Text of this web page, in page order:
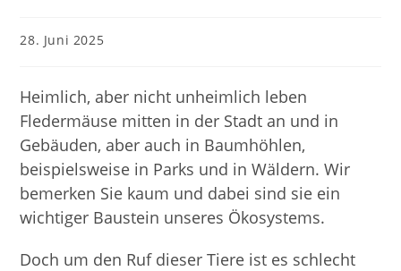
Beitrag
28. Juni 2025
Heimlich, aber nicht unheimlich leben
Fledermäuse mitten in der Stadt an und in
Gebäuden, aber auch in Baumhöhlen,
beispielsweise in Parks und in Wäldern. Wir
bemerken Sie kaum und dabei sind sie ein
wichtiger Baustein unseres Ökosystems.
Doch um den Ruf dieser Tiere ist es schlecht